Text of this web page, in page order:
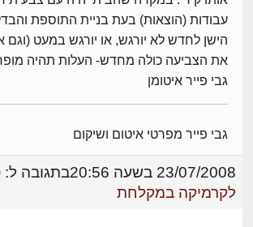
עבודות (הוצאות) בעת בניית התוספת והבדל
הישן לחדש לא יורגש, או יורגש במעט
את הצביעה כולה מחדש- העלות תהיה
גבי פייר איטומן
גבי פייר מפרטי איטום ושיקום
23/07/2008 בשעה 20:56 בתגובה ל:
לקרמיקה במקלחת